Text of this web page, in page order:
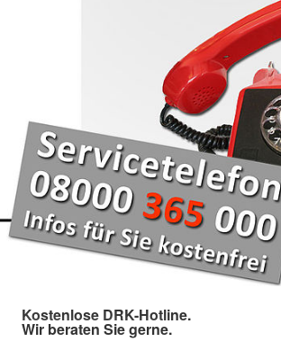
Kostenlose DRK-Hotline.
Wir beraten Sie gerne.